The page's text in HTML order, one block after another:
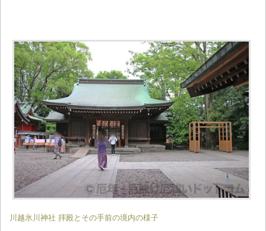
川越氷川神社 拝殿とその手前の境内の様子